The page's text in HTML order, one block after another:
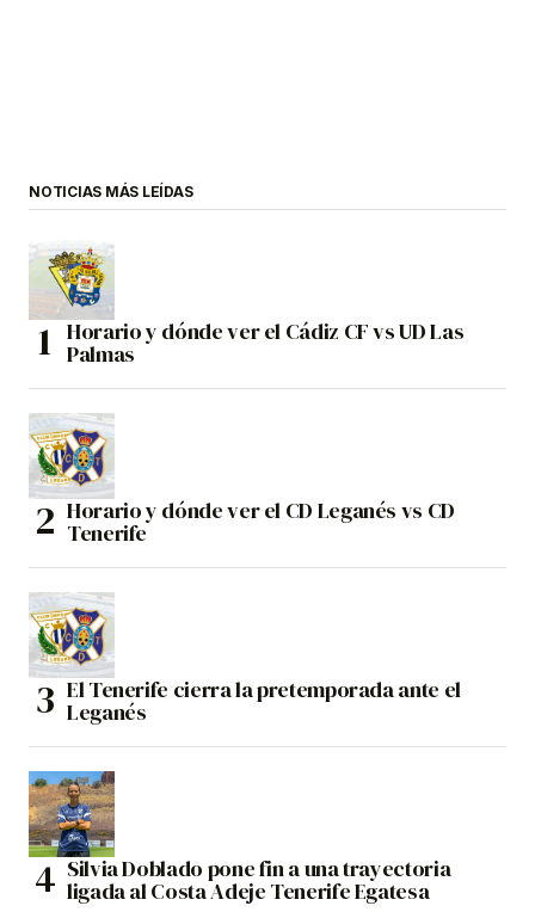
NOTICIAS MÁS LEÍDAS
Horario y dónde ver el Cádiz CF vs UD Las
Palmas
Horario y dónde ver el CD Leganés vs CD
Tenerife
El Tenerife cierra la pretemporada ante el
Leganés
Silvia Doblado pone fin a una trayectoria
ligada al Costa Adeje Tenerife Egatesa